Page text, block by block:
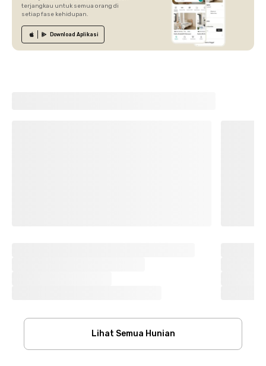
terjangkau untuk semua orang di
setiap fase kehidupan.
Download Aplikasi
Lihat Semua Hunian